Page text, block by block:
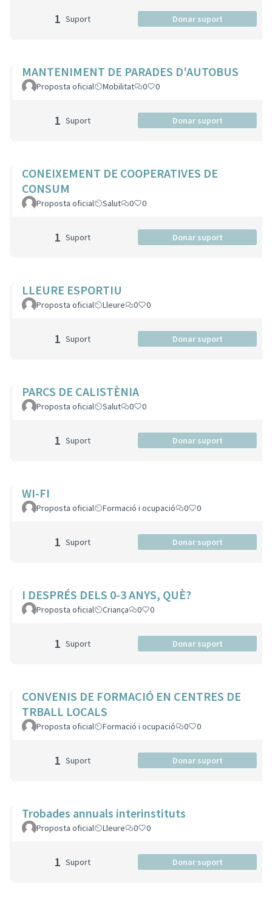
1 Suport Donar suport
MANTENIMENT DE PARADES D'AUTOBUS
Proposta oficial Mobilitat 0 0
1 Suport Donar suport
CONEIXEMENT DE COOPERATIVES DE
CONSUM
Proposta oficial Salut 0 0
1 Suport Donar suport
LLEURE ESPORTIU
Proposta oficial Lleure 0 0
1 Suport Donar suport
PARCS DE CALISTÈNIA
Proposta oficial Salut 0 0
1 Suport Donar suport
WI-FI
Proposta oficial Formació i ocupació 0 0
1 Suport Donar suport
I DESPRÉS DELS 0-3 ANYS, QUÈ?
Proposta oficial Criança 0 0
1 Suport Donar suport
CONVENIS DE FORMACIÓ EN CENTRES DE
TRBALL LOCALS
Proposta oficial Formació i ocupació 0 0
1 Suport Donar suport
Trobades annuals interinstituts
Proposta oficial Lleure 0 0
1 Suport Donar suport